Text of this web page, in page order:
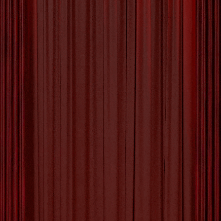
Culturele Schatten van
Vlaanderen: Een
Ontdekkingstocht door Kunst
en Erfgoed
Cultuur in Vlaanderen: Een Schat aan Kunst en
Erfgoed Vlaanderen, het culturele hart van
België, staat bekend om zijn rijke kunsttraditie en
historisch erfgoed. Van meesterwerken uit de
Vlaamse Primitieven tot hedendaagse
kunstenaars die internationale faam genieten, de
Vlaamse cultuurscene bruist van creativiteit en
diversiteit. De steden van Vlaanderen ademen
geschiedenis en cultuur. Antwerpen, met
[more…]
Tagged with: architectuur brugge